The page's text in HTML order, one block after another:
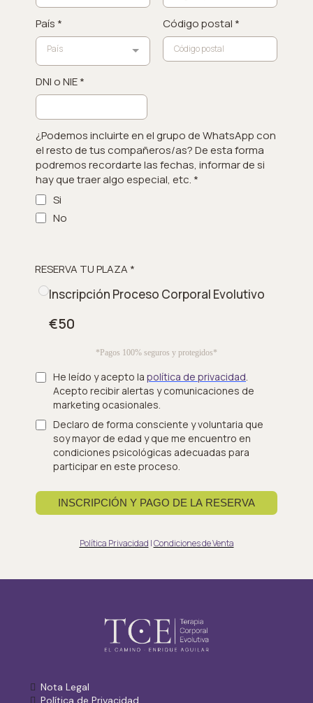
País *
País
Código postal *
DNI o NIE*
¿Podemos incluirte en el grupo de WhatsApp con
el resto de tus compañeros/as? De esta forma
podremos recordarte las fechas, informar de si
hay que traer algo especial, etc. *
Si
No
RESERVA TU PLAZA *
Inscripción Proceso Corporal Evolutivo
€50
*Pagos 100% seguros y protegidos*
He leído y acepto la política de privacidad.
Acepto recibir alertas y comunicaciones de
marketing ocasionales.
Declaro de forma consciente y voluntaria que
soy mayor de edad y que me encuentro en
condiciones psicológicas adecuadas para
participar en este proceso.
INSCRIPCIÓN Y PAGO DE LA RESERVA
Política Privacidad |Condiciones de Venta
Nota Legal
Política de Privacidad